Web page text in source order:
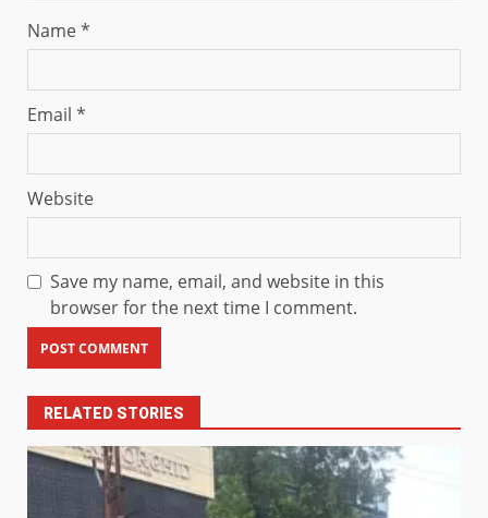
Name*
Email *
Website
Save my name, email, and website in this
browser for the next time I comment.
RELATED STORIES